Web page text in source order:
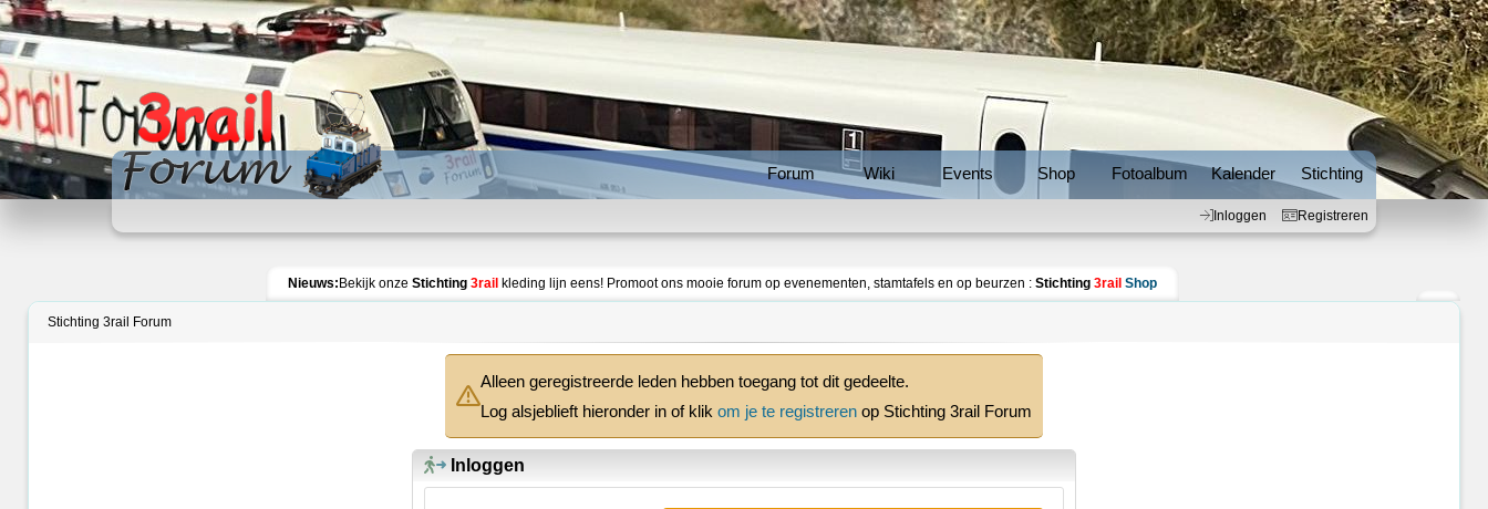
Forum Wiki Events Shop Fotoalbum Kalender Stichting
Inloggen Registreren
Index Inloggen Registreren
Nieuws: Bekijk onze Stichting 3rail kleding lijn eens! Promoot ons mooie forum op evenementen, stamtafels en op beurzen : Stichting 3rail Shop
Stichting 3rail Forum
Alleen geregistreerde leden hebben toegang tot dit gedeelte.
Log alsjeblieft hieronder in of klik om je te registreren op Stichting 3rail Forum
Inloggen